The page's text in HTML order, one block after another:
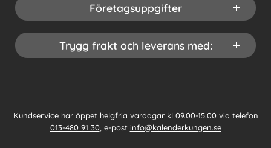
Företagsuppgifter
Trygg frakt och leverans med:
Kundservice har öppet helgfria vardagar kl 09.00-15.00 via telefon
013-480 91 30, e-post info@kalenderkungen.se